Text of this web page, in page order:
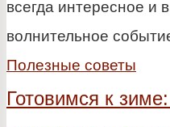
всегда интересное и
волнительное
Полезные советы
Готовимся к